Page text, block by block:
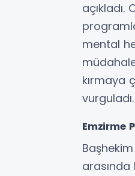
açıkladı.
mental
kırmaya
vurguladı.
Emzirme